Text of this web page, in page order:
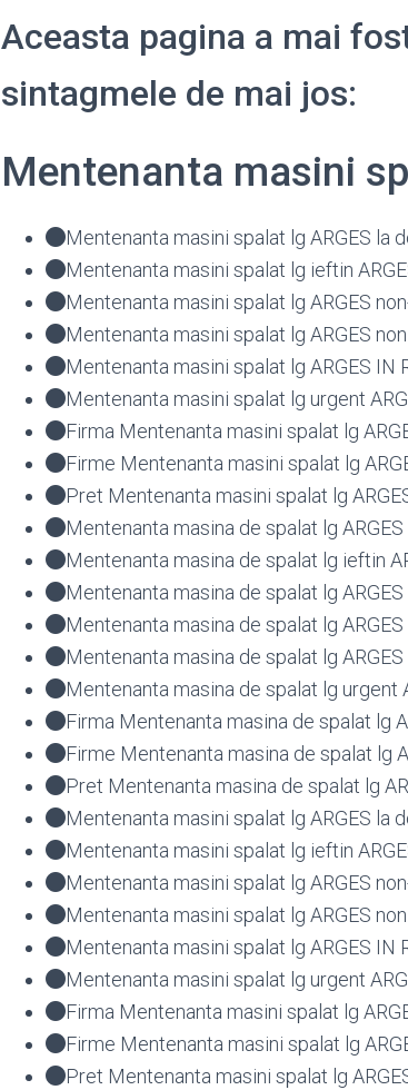
Aceasta pagina a mai
sintagmele de mai jos:
Mentenanta masini
Mentenanta masini spalat lg ARGES la
Mentenanta masini spalat lg ieftin
Mentenanta masini spalat lg ARGES
Mentenanta masini spalat lg ARGES
Mentenanta masini spalat lg ARGES IN
Mentenanta masini spalat lg urgent
Firma Mentenanta masini spalat lg
Firme Mentenanta masini spalat lg
Pret Mentenanta masini spalat lg
Mentenanta masina de spalat lg
Mentenanta masina de spalat lg ieftin
Mentenanta masina de spalat lg
Mentenanta masina de spalat lg
Mentenanta masina de spalat lg ARGES
Mentenanta masina de spalat lg urgent
Firma Mentenanta masina de spalat lg
Firme Mentenanta masina de spalat lg
Pret Mentenanta masina de spalat lg
Mentenanta masini spalat lg ARGES la
Mentenanta masini spalat lg ieftin
Mentenanta masini spalat lg ARGES
Mentenanta masini spalat lg ARGES
Mentenanta masini spalat lg ARGES IN
Mentenanta masini spalat lg urgent
Firma Mentenanta masini spalat lg
Firme Mentenanta masini spalat lg
Pret Mentenanta masini spalat lg